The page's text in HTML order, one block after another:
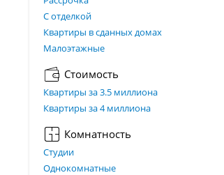
С отделкой
Квартиры в сданных домах
Малоэтажные
Стоимость
Квартиры за 3.5 миллиона
Квартиры за 4 миллиона
Комнатность
Студии
Однокомнатные